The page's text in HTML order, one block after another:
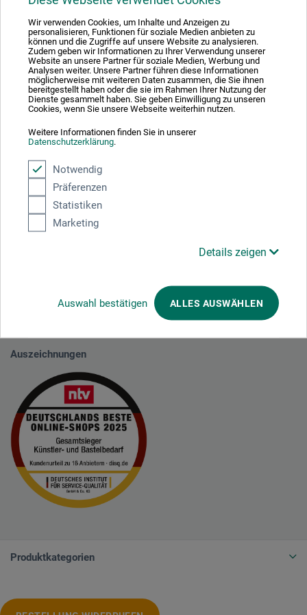
Wir verwenden Cookies, um Inhalte und Anzeigen zu
personalisieren, Funktionen für soziale Medien anbieten zu
können und die Zugriffe auf unsere Website zu analysieren.
Zudem geben wir Informationen zu Ihrer Verwendung unserer
Website an unsere Partner für soziale Medien, Werbung und
Analysen weiter. Unsere Partner führen diese Informationen
möglicherweise mit weiteren Daten zusammen, die Sie ihnen
bereitgestellt haben oder die sie im Rahmen Ihrer Nutzung der
Dienste gesammelt haben. Sie geben Einwilligung zu unseren
Cookies, wenn Sie unsere Webseite weiterhin nutzen.
Weitere Informationen finden Sie in unserer
Datenschutzerklärung.
Notwendig
Präferenzen
Statistiken
Marketing
Details zeigen
Auswahl bestätigen ALLES AUSWÄHLEN
für Deutschland am dualen System Der Grüne Punkt beteiligen.
Weitere Informationen zu unserer Teilnahme können Sie diesemZertifikat
entnehmen.
Zahlungsarten im Onlineshop
Das sagen unsere Kunden
Wir nutzen Trusted Shops als unabhängigen Dienstleister für die Einholung
von Bewertungen. Trusted Shops hat Maßnahmen getroffen, um
sicherzustellen, dass es es sich um echte Bewertungen handelt.
Auszeichnungen
Produktkategorien